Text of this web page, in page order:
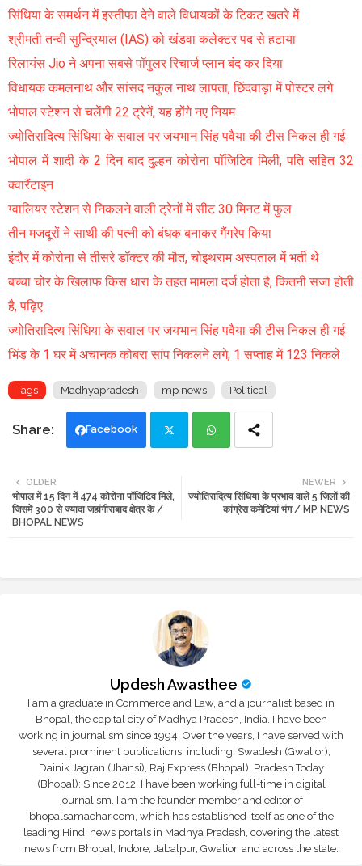
सिंधिया के समर्थन में इस्तीफा देने वाले विधायकों के टिकट खतरे में
श्रीमती तन्वी सुन्द्रियाल (IAS) को खंडवा कलेक्टर पद से हटाया
रिलायंस Jio ने अपना सबसे पॉपुलर रिचार्ज प्लान बंद कर दिया
विधायक कमलनाथ और सांसद नकुल नाथ लापता, छिंदवाड़ा में पोस्टर लगे
भोपाल स्टेशन से चलेंगी 22 ट्रेनें, यह होंगे नए नियम
ज्योतिरादित्य सिंधिया के सवाल पर जयभान सिंह पवैया की टीस निकल ही गई
भोपाल में शादी के 2 दिन बाद दुल्हन कोरोना पॉजिटिव मिली, पति सहित 32
क्वारैंटाइन
ग्वालियर स्टेशन से निकलने वाली ट्रेनों में सीट 30 मिनट में फुल
तीन मजदूरों ने साथी की पत्नी को बंधक बनाकर गैंगरेप किया
इंदौर में कोरोना से तीसरे डॉक्टर की मौत, चोइथराम अस्पताल में भर्ती थे
बच्चा चोर के खिलाफ किस धारा के तहत मामला दर्ज होता है, कितनी सजा होती
है, पढ़िए
ज्योतिरादित्य सिंधिया के सवाल पर जयभान सिंह पवैया की टीस निकल ही गई
भिंड के 1 घर में अचानक कोबरा सांप निकलने लगे, 1 सप्ताह में 123 निकले
Tags Madhyapradesh mp news Political
Facebook
tte ats
NEWER
ज्योतिरादित्य सिंधिया के प्रभाव वाले 5 जिलों की
कांग्रेस कमेटियां भंग / MP NEWS
OLDER
भोपाल में 15 दिन में 474 कोरोना पॉजिटिव मिले,
जिसमे 300 से ज्यादा जहांगीराबाद क्षेत्र के /
BHOPAL NEWS
Updesh Awasthee
I am a graduate in Commerce and Law, and a journalist based in
Bhopal, the capital city of Madhya Pradesh, India. I have been
working in journalism since 1994. Over the years, I have served with
several prominent publications, including: Swadesh (Gwalior),
Dainik Jagran (Jhansi), Raj Express (Bhopal), Pradesh Today
(Bhopal); Since 2012, I have been working full-time in digital
journalism. I am the founder member and editor of
bhopalsamachar.com, which has established itself as one of the
leading Hindi news portals in Madhya Pradesh, covering the latest
news from Bhopal, Indore, Jabalpur, Gwalior, and across the state.